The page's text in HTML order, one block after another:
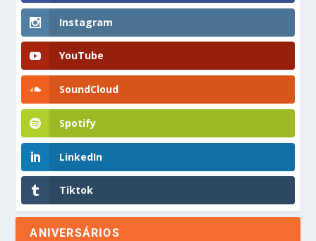
Instagram
YouTube
SoundCloud
Spotify
LinkedIn
Tiktok
ANIVERSÁRIOS